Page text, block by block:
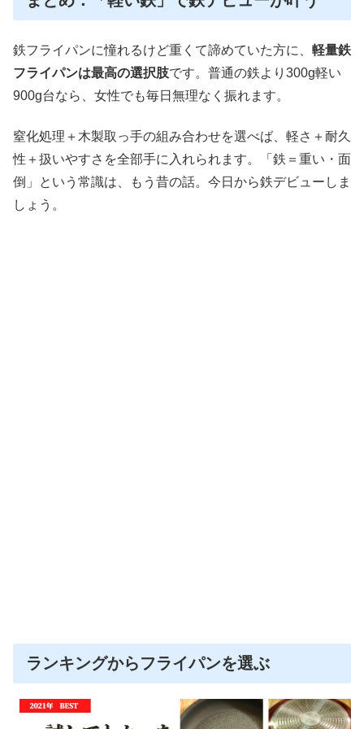
鉄フライパンに憧れるけど重くて諦めていた方に、 軽量鉄
フライパンは最高の選択肢です。普通の鉄より300g軽い
900g台なら、女性でも毎日無理なく振れます。
窒化処理＋木製取っ手の組み合わせを選べば、軽さ＋耐久
性＋扱いやすさを全部手に入れられます。「鉄＝重い・面
倒」という常識は、もう昔の話。今日から鉄デビューしま
しょう。
ランキングからフライパンを選ぶ